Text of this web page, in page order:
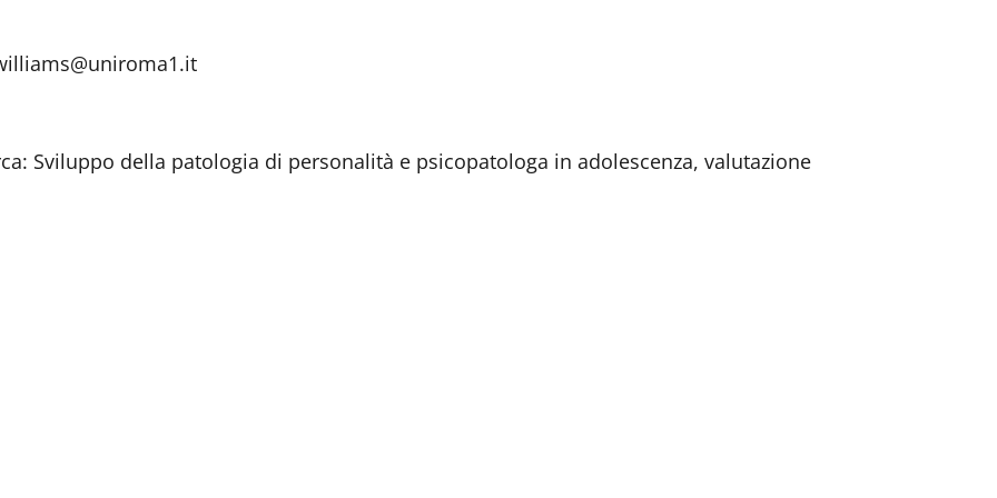
della patologia di personalità e psicopatologa in adolescenza, valutazione